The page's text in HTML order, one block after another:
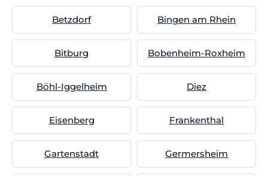
Betzdorf Bingen am Rhein
Bitburg Bobenheim-Roxheim
Böhl-Iggelheim Diez
Eisenberg Frankenthal
Gartenstadt Germersheim